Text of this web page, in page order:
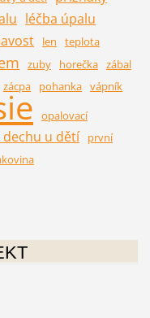
léčba úpalu
len teplota
zuby horečka zábal
zácpa pohanka vápník
opalovací
dechu u dětí
první